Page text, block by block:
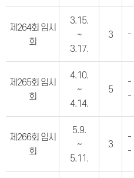
제264회 임시
회
3.15.
~
3.17.
3
제265회 임시
회
4.10.
~
4.14.
5
제266회 임시
회
5.9.
~
5.11.
3